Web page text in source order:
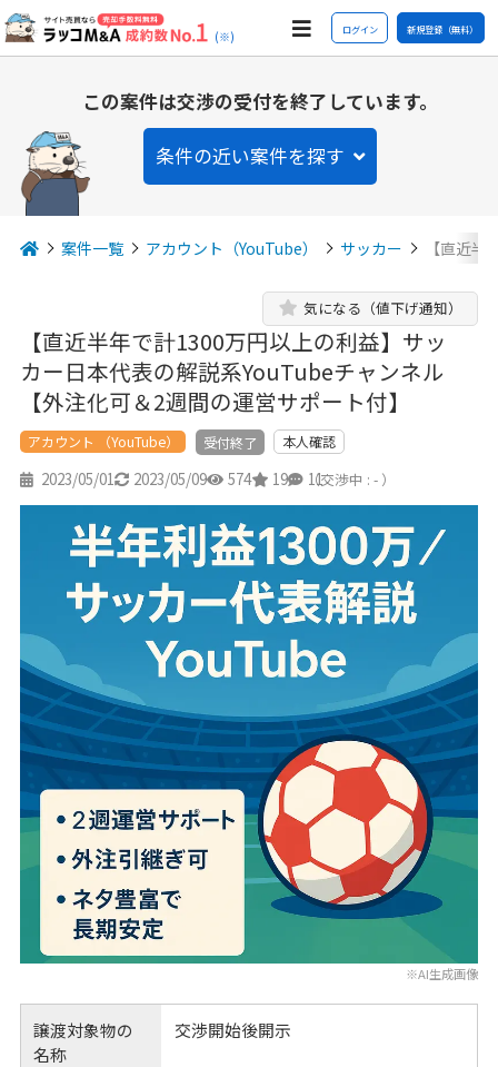
(※) ログイン 新規登録（無料）
この案件は交渉の受付を終了しています。
条件の近い案件を探す
案件一覧 アカウント（YouTube） サッカー 【直近
【直近半年で計1300万円以上の利益】サッ
カー日本代表の解説系YouTubeチャンネル
【外注化可＆2週間の運営サポート付】
気になる（値下げ通知）
アカウント （YouTube） 受付終了 本人確認
2023/05/01 2023/05/09 574 19 11
（交渉中 : - ）
※AI生成画像
譲渡対象物の
名称
交渉開始後開示